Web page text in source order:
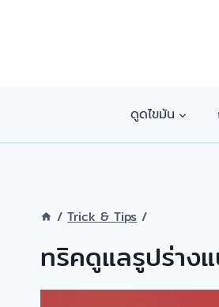
ดูดไขมัน
/ Trick & Tips /
ทริคดูแลรูปร่า